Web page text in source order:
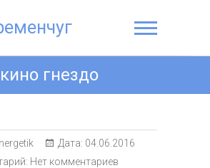
гнездо
Дата: 04.06.2016
Нет комментариев